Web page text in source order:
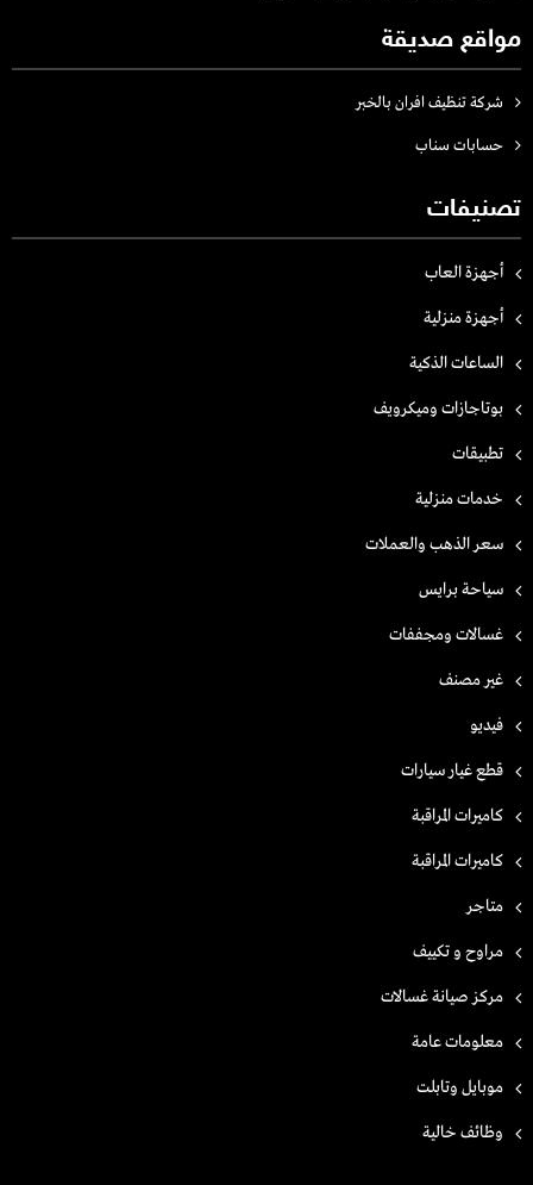
مواقع صديقة
شركة تنظيف افران بالخبر
حسابات سناب
تصنيفات
أجهزة العاب
أجهزة منزلية
الساعات الذكية
بوتاجازات وميكرويف
تطبيقات
خدمات منزلية
سعر الذهب والعملات
سياحة برايس
غسالات ومجففات
غير مصنف
فيديو
قطع غيار سيارات
كاميرات المراقبة
كاميرات المراقبة
متاجر
مراوح و تكييف
مركز صيانة غسالات
معلومات عامة
موبايل وتابلت
وظائف خالية